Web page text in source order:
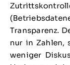
Transparenz.
nur in Zahlen,
weniger